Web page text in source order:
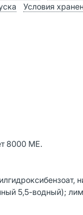
Условия
8000 МЕ.
5,5-водный);